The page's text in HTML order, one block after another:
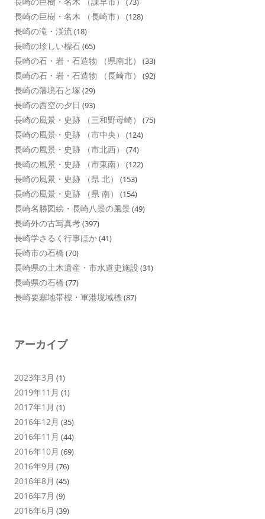
長崎の巨樹・名木 （長崎市） (128)
長崎の滝・渓流(18)
長崎の珍しい標石(65)
長崎の石・岩・石造物 （県南北） (33)
長崎の石・岩・石造物 （長崎市） (92)
長崎の藩境石と塚 (29)
長崎の西空の夕日 (93)
長崎の風景・史跡 （三和野母崎） (75)
長崎の風景・史跡 （市中央） (124)
長崎の風景・史跡 （市北西） (74)
長崎の風景・史跡 （市東南） (122)
長崎の風景・史跡 （県 北） (153)
長崎の風景・史跡 （県 南） (154)
長崎名勝図絵・長崎八景の風景 (49)
長崎外の古写真考(397)
長崎学さるく行事ほか(41)
長崎市の石橋 (70)
長崎県の土木遺産・市水道史施設 (31)
長崎県の石橋 (77)
長崎要塞地帯標・軍港境域標(87)
アーカイブ
2023年3月 (1)
2019年11月 (1)
2017年1月 (1)
2016年12月 (35)
2016年11月 (44)
2016年10月 (69)
2016年9月 (76)
2016年8月 (45)
2016年7月 (9)
2016年6月 (39)